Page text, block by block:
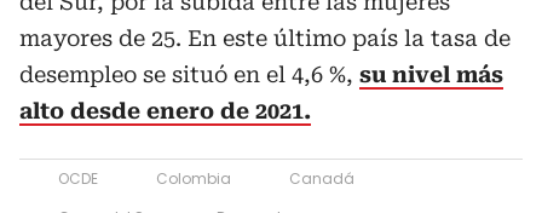
mayores de 25. En este último país la tasa de
desempleo se situó en el 4,6 %, su nivel más
alto desde enero de 2021.
OCDE Colombia
Canadá